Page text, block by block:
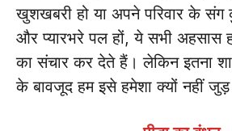
खुशखबरी हो या अपने परिवार के
और प्यारभरे पल हों, ये सभी अहसास
का संचार कर देते हैं। लेकिन इतना
के बावजूद हम इसे हमेशा क्यों नहीं जुड़